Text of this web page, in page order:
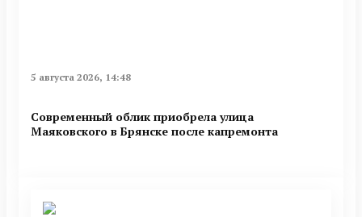
5 августа 2026, 14:48
Современный облик приобрела улица
Маяковского в Брянске после капремонта